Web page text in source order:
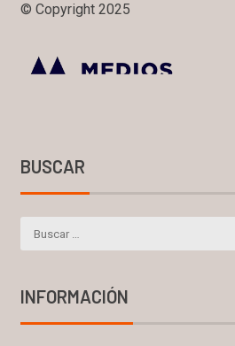
© Copyright 2025
BUSCAR
INFORMACIÓN